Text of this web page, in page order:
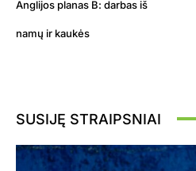
Anglijos planas B: darbas iš
namų ir kaukės
SUSIJĘ STRAIPSNIAI